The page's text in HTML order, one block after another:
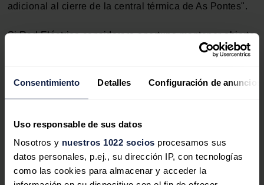
Consentimiento Detalles Configuración de anuncios
Uso responsable de sus datos
Nosotros y nuestros 1022 socios procesamos sus
datos personales, p.ej., su dirección IP, con tecnologías
como las cookies para almacenar y acceder la
adicional al cierre de la central térmica de As Pontes".
Si Red Eléctrica considerara oportuno mantener abierta
la central, el Gobierno tendría que ve estudiar "en qué
explicado la ministra.